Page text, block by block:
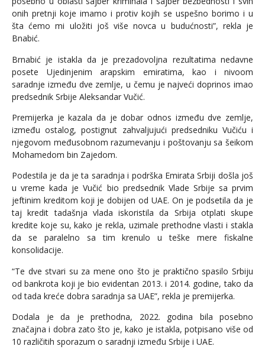
onih pretnji koje imamo i protiv kojih se uspešno borimo i u
šta ćemo mi uložiti još više novca u budućnosti”, rekla je
Bnabić.
Brnabić je istakla da je prezadovoljna rezultatima nedavne
posete Ujedinjenim arapskim emiratima, kao i nivoom
saradnje između dve zemlje, u čemu je najveći doprinos imao
predsednik Srbije Aleksandar Vučić.
Premijerka je kazala da je dobar odnos između dve zemlje,
između ostalog, postignut zahvaljujući predsedniku Vučiću i
njegovom međusobnom razumevanju i poštovanju sa šeikom
Mohamedom bin Zajedom.
Podestila je da je ta saradnja i podrška Emirata Srbiji došla još
u vreme kada je Vučić bio predsednik Vlade Srbije sa prvim
jeftinim kreditom koji je dobijen od UAE. On je podsetila da je
taj kredit tadašnja vlada iskoristila da Srbija otplati skupe
kredite koje su, kako je rekla, uzimale prethodne vlasti i stakla
da se paralelno sa tim krenulo u teške mere fiskalne
konsolidacije.
“Te dve stvari su za mene ono što je praktično spasilo Srbiju
od bankrota koji je bio evidentan 2013. i 2014. godine, tako da
od tada kreće dobra saradnja sa UAE”, rekla je premijerka.
Dodala je da je prethodna, 2022. godina bila posebno
značajna i dobra zato što je, kako je istakla, potpisano više od
10 različitih sporazum o saradnji između Srbije i UAE.